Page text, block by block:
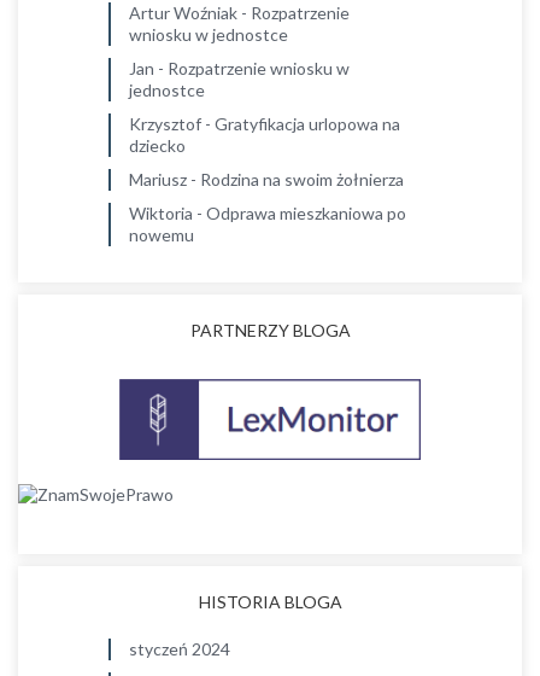
Artur Woźniak - Rozpatrzenie
wniosku w jednostce
Jan - Rozpatrzenie wniosku w
jednostce
Krzysztof - Gratyfikacja urlopowa na
dziecko
Mariusz - Rodzina na swoim żołnierza
Wiktoria - Odprawa mieszkaniowa po
nowemu
PARTNERZY BLOGA
HISTORIA BLOGA
styczeń 2024